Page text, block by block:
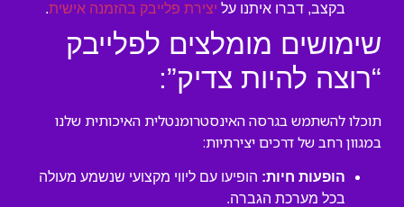
בקצב, דברו איתנו על יצירת פלייבק בהזמנה אישית.
שימושים מומלצים לפלייבק
“רוצה להיות צדיק”:
תוכלו להשתמש בגרסה האינסטרומנטלית האיכותית שלנו
במגוון רחב של דרכים יצירתיות:
הופעות חיות: הופיעו עם ליווי מקצועי שנשמע מעולה
בכל מערכת הגברה.